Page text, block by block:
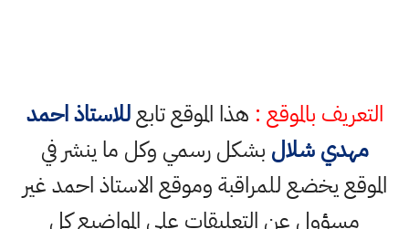
التعريف بالموقع : هذا الموقع تابعللاستاذ احمد
مهدي شلال بشكل رسمي وكل ما ينشر في
الموقع يخضع للمراقبة وموقع الاستاذ احمد غير
مسؤول عن التعليقات على المواضيع كل